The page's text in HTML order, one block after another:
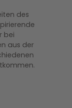
des
bei
aus der